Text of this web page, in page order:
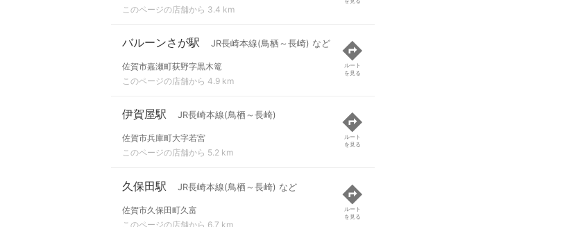
このページの店舗から 3.4 km
バルーンさが駅 JR長崎本線(鳥栖～長崎) など
佐賀市嘉瀬町荻野字黒木篭
このページの店舗から 4.9 km
ルート
を見る
伊賀屋駅 JR長崎本線(鳥栖～長崎)
佐賀市兵庫町大字若宮
このページの店舗から 5.2 km
ルート
を見る
久保田駅 JR長崎本線(鳥栖～長崎) など
佐賀市久保田町久富
このページの店舗から 6.7 km
ルート
を見る